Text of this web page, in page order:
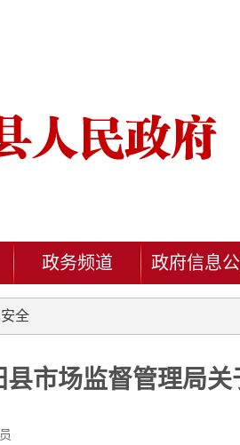
政务频道 政府信息
全
县市场监督管理局